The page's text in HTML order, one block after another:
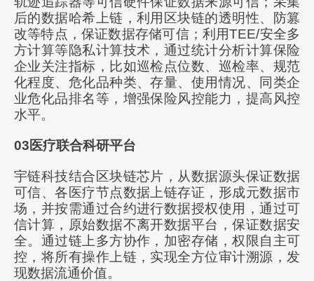
后的数据哈希上链，利用区块链的透明性、防篡
改等特点，保证数据存储可信；利用TEE/安全多
方计算等隐私计算技术，通过统计分析计算保险
企业关注指标，比如巡检点位数、巡检率、规范
化程度、危化品种类、存量、使用情况、同类企
业危化品排名等，增强保险风控能力，提高风控
水平。
03医疗联合科研平台
宇链科技结合区块链芯片，从数据源头保证数据
可信、各医疗节点数据上链存证，形成元数据市
场，并按需通过合约进行数据授权使用，通过可
信计算，原始数据不离开数据平台，保证数据安
全。通过链上多方协作，加密存储，权限自主可
控，将所有操作上链，实现全方位审计溯源，发
现数据流通价值。